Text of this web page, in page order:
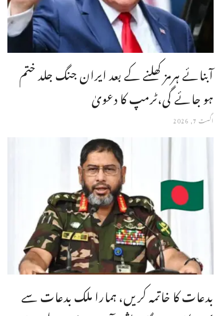
آبنائے ہرمز کھلنے کے بعد ایران جنگ جلد ختم
ہو جائے گی،ٹرمپ کا دعویٰ
اگست 7, 2026
بدعات کا خاتمہ کریں، ہمارا ملک بدعات سے